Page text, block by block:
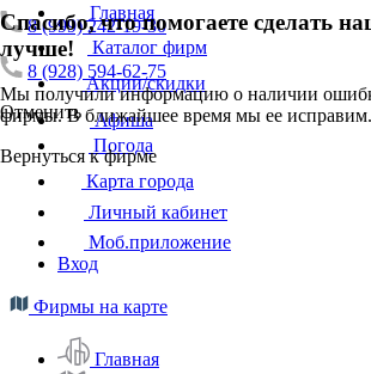
8 (999) 242-19-30
8 (928) 594-62-75
Отменить
Спасибо, что помогаете сделать
лучше!
Мы получили информацию о наличии
фирмы. В ближайшее время мы ее исправим.
Вернуться к фирме
Главная
Каталог фирм
Акции/скидки
Афиша
Погода
Карта города
Личный кабинет
Моб.приложение
Вход
Фирмы на карте
Главная